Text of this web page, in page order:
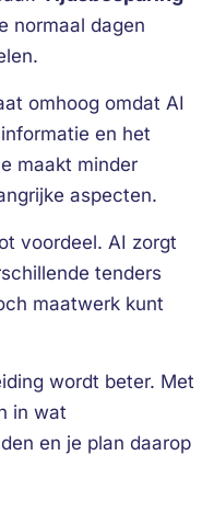
normaal dagen
omhoog omdat AI
en het
maakt minder
aspecten.
voordeel. AI zorgt
tenders
maatwerk kunt
wordt beter. Met
in wat
en je plan daarop